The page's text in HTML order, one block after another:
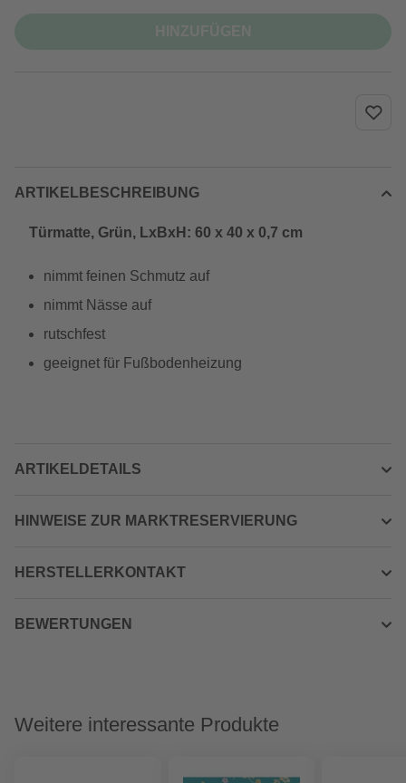
ARTIKELBESCHREIBUNG
Türmatte, Grün, LxBxH: 60 x 40 x 0,7 cm
nimmt feinen Schmutz auf
nimmt Nässe auf
rutschfest
geeignet für Fußbodenheizung
ARTIKELDETAILS
HINWEISE ZUR MARKTRESERVIERUNG
HERSTELLERKONTAKT
BEWERTUNGEN
Weitere interessante Produkte